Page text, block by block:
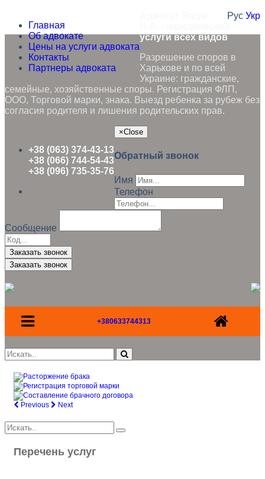
Главная
Об адвокате
Цены на услуги адвоката
Контакты
Партнеры адвоката
Рус Укр
услуги всех видов
Разрешение споров в
Харькове и по всей
Украине: гражданские,
семейные, хозяйственные споры. Регистрация ФЛП,
ООО, Торговой марки, знака. Выезд ребенка за рубеж без
согласия родителя и лишения родительских прав.
+38 (063) 374-43-13
+38 (066) 744-54-43
+38 (096) 735-35-76
×Close
Обратный звонок
Имя
Телефон
Сообщение
Заказать звонок
+380633744313
Previous Next
Перечень услуг